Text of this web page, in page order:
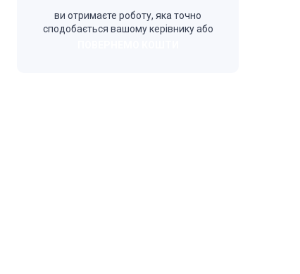
ви отримаєте роботу, яка точно
сподобається вашому керівнику або